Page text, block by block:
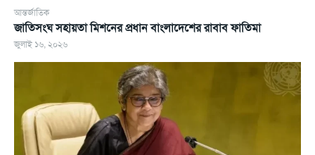
আন্তর্জাতিক
জাতিসংঘ সহায়তা মিশনের প্রধান বাংলাদেশের রাবাব ফাতিমা
জুলাই ১৬, ২০২৬